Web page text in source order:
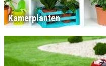
Kamerplanten